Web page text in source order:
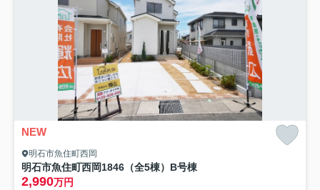
NEW
明石市魚住町西岡
明石市魚住町西岡1846（全5棟）B号棟
2,990万円